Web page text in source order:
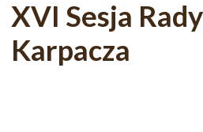
XVI Sesja
Karpacza